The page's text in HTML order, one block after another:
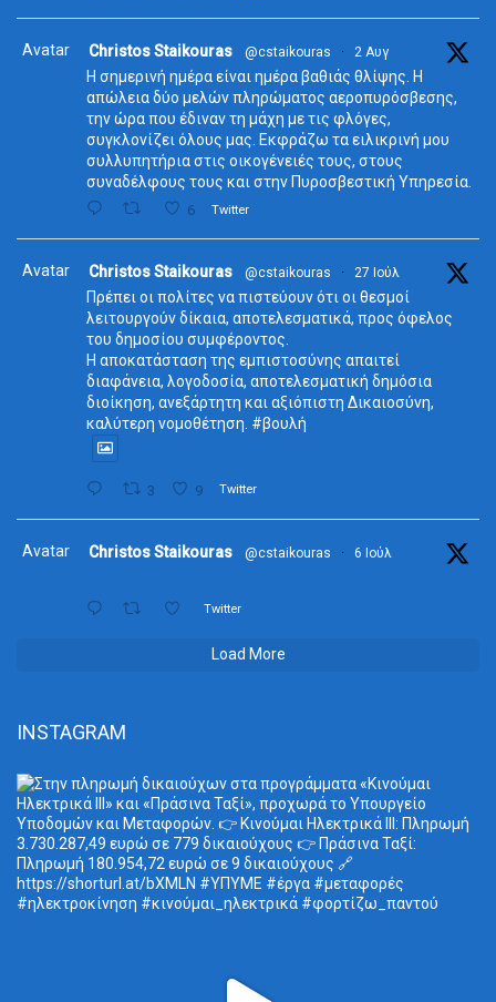
Avatar Christos Staikouras @cstaikouras · 2 Αυγ
Η σημερινή ημέρα είναι ημέρα βαθιάς θλίψης. Η
απώλεια δύο μελών πληρώματος αεροπυρόσβεσης,
την ώρα που έδιναν τη μάχη με τις φλόγες,
συγκλονίζει όλους μας. Εκφράζω τα ειλικρινή μου
συλλυπητήρια στις οικογένειές τους, στους
συναδέλφους τους και στην Πυροσβεστική Υπηρεσία.
6 Twitter
Avatar Christos Staikouras @cstaikouras · 27 Ιούλ
Πρέπει οι πολίτες να πιστεύουν ότι οι θεσμοί
λειτουργούν δίκαια, αποτελεσματικά, προς όφελος
του δημοσίου συμφέροντος.
Η αποκατάσταση της εμπιστοσύνης απαιτεί
διαφάνεια, λογοδοσία, αποτελεσματική δημόσια
διοίκηση, ανεξάρτητη και αξιόπιστη Δικαιοσύνη,
καλύτερη νομοθέτηση. #βουλή
3 9 Twitter
Avatar Christos Staikouras @cstaikouras · 6 Ιούλ
Twitter
Load More
INSTAGRAM